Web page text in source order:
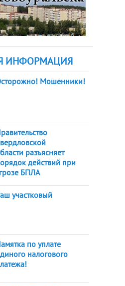
ИНФОРМАЦИЯ
Мошенники!
разъясняет
действий при
БПЛА
участковый
по уплате
налогового